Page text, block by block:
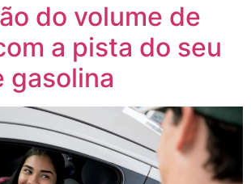
do volume de
a pista do seu
gasolina